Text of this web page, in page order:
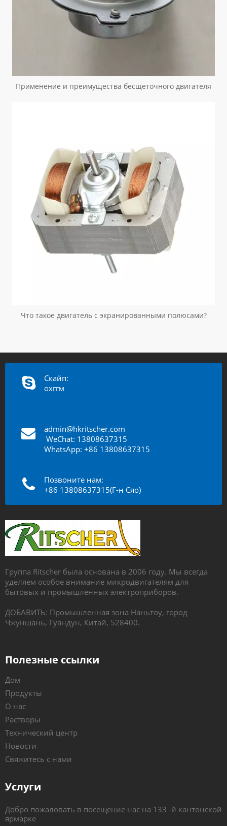
Применение и преимущества бесщеточного двигателя
Что такое двигатель с экранированными полюсами?
Скайп:
охггм
admin@hkritscher.com
WeChat: 13808637315
WhatsApp: +86 13808637315
Позвоните нам:
+86 13808637315(Г-н Сяо)
Группа Ritscher была основана в 2006 году. Мы всегда
уделяем особое внимание микродвигателям для
бытовых и промышленных электроприборов.
ДОБАВИТЬ: Промышленная зона Наньтоу, город
Чжуншань, Гуандун, Китай, 528400.
Полезные ссылки
Дом
Продукты
О нас
Растворы
Технический центр
Новости
Свяжитесь с нами
Услуги
Добро пожаловать в посещение нас на 133 -й кантонской
ярмарке